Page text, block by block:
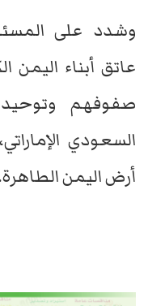
وشدد على
عاتق أبناء
صفوفهم
السعودي
أرض اليمن الطاهرة.